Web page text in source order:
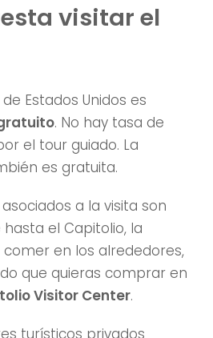
visitar el
Estados Unidos es
. No hay tasa de
el tour guiado. La
es gratuita.
a la visita son
el Capitolio, la
en los alrededores,
que quieras comprar en
Visitor Center.
turísticos privados